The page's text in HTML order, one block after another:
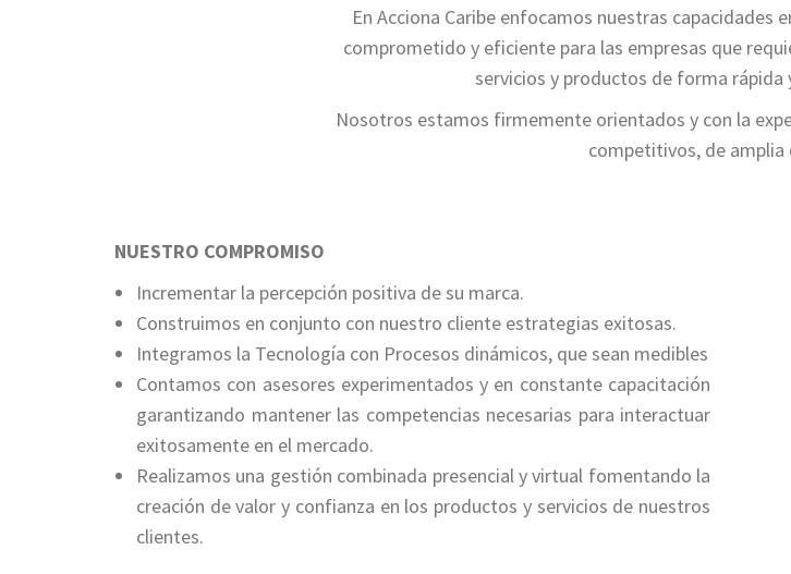
En Acciona Caribe enfocamos nuestras capacidades
comprometido y eficiente para las empresas que
servicios y productos de forma rápida
Nosotros estamos firmemente orientados y con la
competitivos, de amplia
NUESTRO COMPROMISO
Incrementar la percepción positiva de su marca.
Construimos en conjunto con nuestro cliente estrategias exitosas.
Integramos la Tecnología con Procesos dinámicos, que sean medibles
Contamos con asesores experimentados y en constante capacitación
garantizando mantener las competencias necesarias para interactuar
exitosamente en el mercado.
Realizamos una gestión combinada presencial y virtual fomentando la
creación de valor y confianza en los productos y servicios de nuestros
clientes.